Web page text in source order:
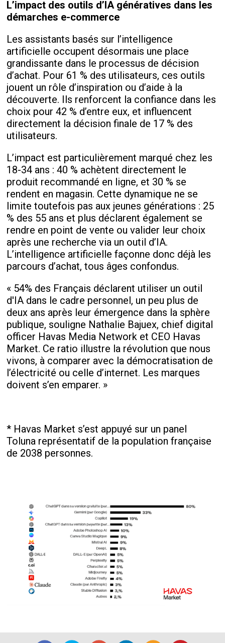
L’impact des outils d’IA génératives dans les
démarches e-commerce
Les assistants basés sur l’intelligence
artificielle occupent désormais une place
grandissante dans le processus de décision
d’achat. Pour 61 % des utilisateurs, ces outils
jouent un rôle d’inspiration ou d’aide à la
découverte. Ils renforcent la confiance dans les
choix pour 42 % d’entre eux, et influencent
directement la décision finale de 17 % des
utilisateurs.
L’impact est particulièrement marqué chez les
18-34 ans : 40 % achètent directement le
produit recommandé en ligne, et 30 % se
rendent en magasin. Cette dynamique ne se
limite toutefois pas aux jeunes générations : 25
% des 55 ans et plus déclarent également se
rendre en point de vente ou valider leur choix
après une recherche via un outil d’IA.
L’intelligence artificielle façonne donc déjà les
parcours d’achat, tous âges confondus.
« 54% des Français déclarent utiliser un outil
d'IA dans le cadre personnel, un peu plus de
deux ans après leur émergence dans la sphère
publique, souligne Nathalie Bajuex, chief digital
officer Havas Media Network et CEO Havas
Market. Ce ratio illustre la révolution que nous
vivons, à comparer avec la démocratisation de
l’électricité ou celle d’internet. Les marques
doivent s’en emparer. »
* Havas Market s’est appuyé sur un panel
Toluna représentatif de la population française
de 2038 personnes.